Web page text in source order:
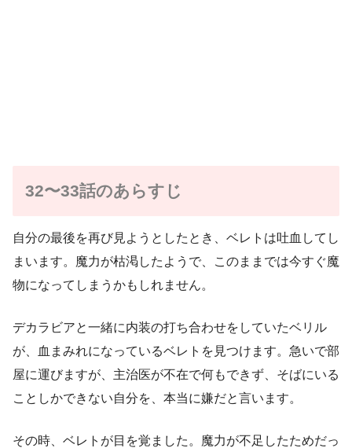
32〜33話のあらすじ
自分の最後を再び見ようとしたとき、ベレトは吐血してし
まいます。魔力が枯渇したようで、このままでは今すぐ魔
物になってしまうかもしれません。
デカラビアと一緒に内装の打ち合わせをしていたベリル
が、血まみれになっているベレトを見つけます。急いで部
屋に運びますが、主治医が不在で何もできず、そばにいる
ことしかできない自分を、本当に嫌だと言います。
その時、ベレトが目を覚ました。魔力が不足したためだっ